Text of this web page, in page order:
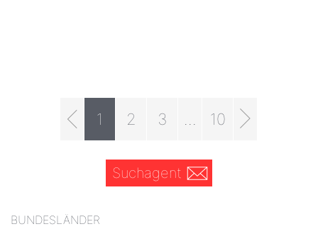
1 2 3 10
Suchagent
BUNDESLÄNDER